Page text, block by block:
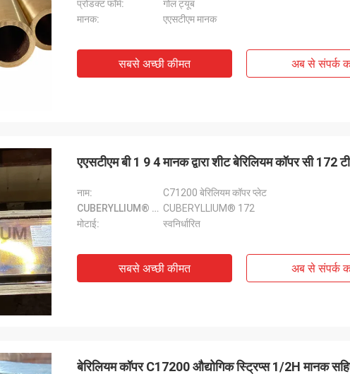
प्रोडक्ट फॉर्म:
गोल ट्यूब
मानक:
एएसटीएम मानक
सबसे अच्छी कीमत अब से संपर्क
एएसटीएम बी 1 9 4 मानक द्वारा शीट बेरिलियम कॉपर सी 172
नाम:
C71200 बेरिलियम कॉपर प्लेट
CUBERYLLIUM® ग्रेड: CUBERYLLIUM® 172
मोटाई:
स्वनिर्धारित
सबसे अच्छी कीमत अब से संपर्क
बेरिलियम कॉपर C17200 औद्योगिक स्ट्रिप्स 1/2H मानक